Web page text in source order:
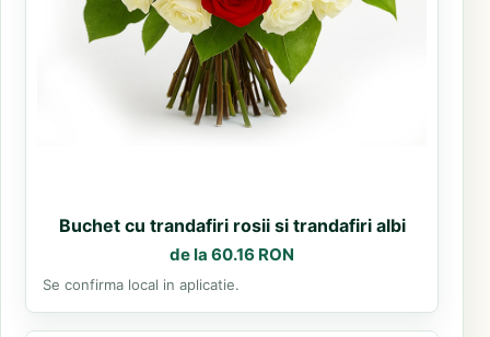
Buchet cu trandafiri rosii si trandafiri albi
de la 60.16 RON
Se confirma local in aplicatie.